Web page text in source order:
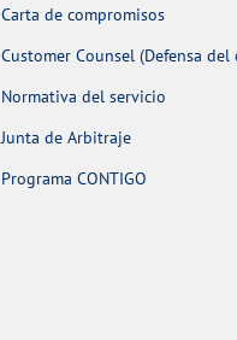
Carta de compromisos
Customer Counsel (Defensa del
Normativa del servicio
Junta de Arbitraje
Programa CONTIGO